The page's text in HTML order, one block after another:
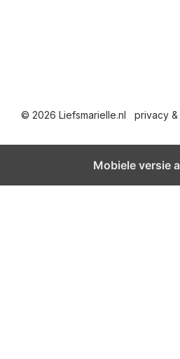
© 2026 Liefsmarielle.nl privacy
Mobiele versie